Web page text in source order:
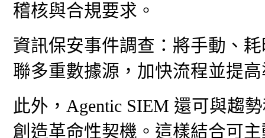
稽核與合規要求。
資訊保安事件調查：將手動、
聯多重數據源，加快流程並提
此外，Agentic SIEM 還可與趨
創造革命性契機。這樣結合可